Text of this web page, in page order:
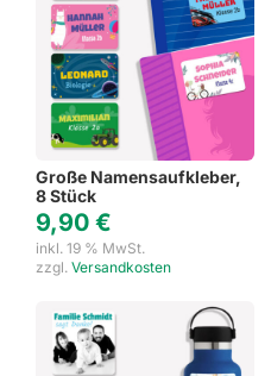
Große Namensaufkleber,
8 Stück
9,90 €
inkl. 19 % MwSt.
zzgl. Versandkosten